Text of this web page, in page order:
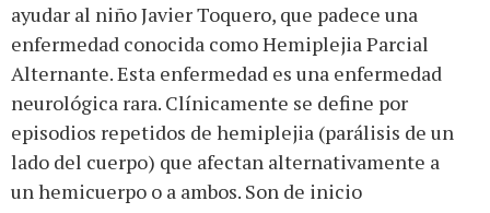
ayudar al niño Javier Toquero, que padece una
enfermedad conocida como Hemiplejia Parcial
Alternante. Esta enfermedad es una enfermedad
neurológica rara. Clínicamente se define por
episodios repetidos de hemiplejia (parálisis de un
lado del cuerpo) que afectan alternativamente a
un hemicuerpo o a ambos. Son de inicio